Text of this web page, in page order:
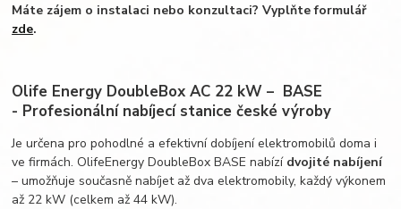
Máte zájem o instalaci nebo konzultaci? Vyplňte formulář
zde.
Olife Energy DoubleBox AC 22 kW – BASE
- Profesionální nabíjecí stanice české výroby
Je určena pro pohodlné a efektivní dobíjení elektromobilů doma i
ve firmách. OlifeEnergy DoubleBox BASE nabízí dvojité nabíjení
– umožňuje současně nabíjet až dva elektromobily, každý výkonem
až 22 kW (celkem až 44 kW).